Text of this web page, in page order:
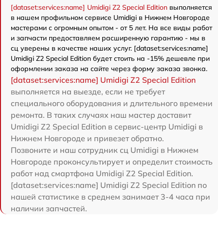
[dataset:services:name] Umidigi Z2 Special Edition выполняется
в нашем профильном сервисе Umidigi в Нижнем Новгороде
мастерами с огромным опытом - от 5 лет. На все виды работ
и запчасти предоставляем расширенную гарантию - мы в
сц уверены в качестве наших услуг. [dataset:services:name]
Umidigi Z2 Special Edition будет стоить на -15% дешевле при
оформлении заказа на сайте через форму заказа звонка.
[dataset:services:name] Umidigi Z2 Special Edition
выполняется на выезде, если не требует
специального оборудования и длительного времени
ремонта. В таких случаях наш мастер доставит
Umidigi Z2 Special Edition в сервис-центр Umidigi в
Нижнем Новгороде и привезет обратно.
Позвоните и наш сотрудник сц Umidigi в Нижнем
Новгороде проконсультирует и определит стоимость
работ над смартфона Umidigi Z2 Special Edition.
[dataset:services:name] Umidigi Z2 Special Edition по
нашей статистике в среднем занимает 3-4 часа при
наличии запчастей.